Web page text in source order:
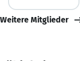
Weitere Mitglieder